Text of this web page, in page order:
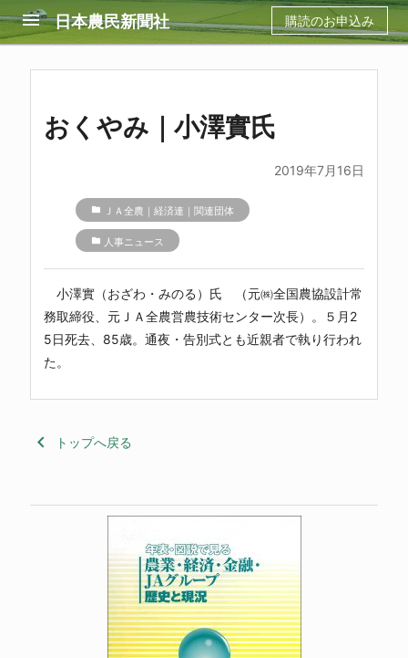
menu 日本農民新聞社 購読のお申込み
おくやみ｜小澤實氏
2019年7月16日
folder ＪＡ全農｜経済連｜関連団体
folder 人事ニュース
小澤實（おざわ・みのる）氏 （元㈱全国農協設計常
務取締役、元ＪＡ全農営農技術センター次長）。５月2
5日死去、85歳。通夜・告別式とも近親者で執り行われ
た。
keyboard_arrow_left トップへ戻る